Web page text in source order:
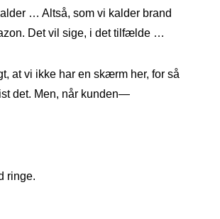
… Altså, som vi kalder brand
Det vil sige, i det tilfælde …
at vi ikke har en skærm her, for så
det. Men, når kunden—
ringe.